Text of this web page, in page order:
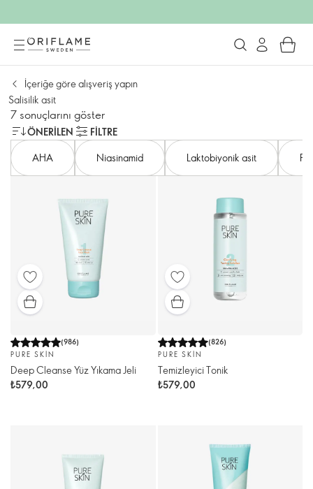
İçeriğe göre alışveriş yapın
Salisilik asit
7 sonuçlarını göster
ÖNERILEN
FILTRE
AHA
Niasinamid Laktobiyonik asit
(986)
PURE SKIN
Deep Cleanse Yüz Yıkama Jeli
₺579,00
(826)
PURE SKIN
Temizleyici Tonik
₺579,00